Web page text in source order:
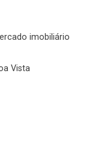
imobiliário
Vista